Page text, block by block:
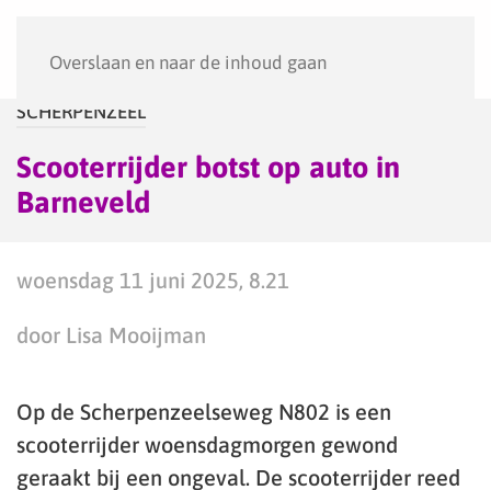
Overslaan en naar de inhoud gaan
SCHERPENZEEL
Scooterrijder botst op auto in
Barneveld
woensdag 11 juni 2025, 8.21
door Lisa Mooijman
Op de Scherpenzeelseweg N802 is een
scooterrijder woensdagmorgen gewond
geraakt bij een ongeval. De scooterrijder reed